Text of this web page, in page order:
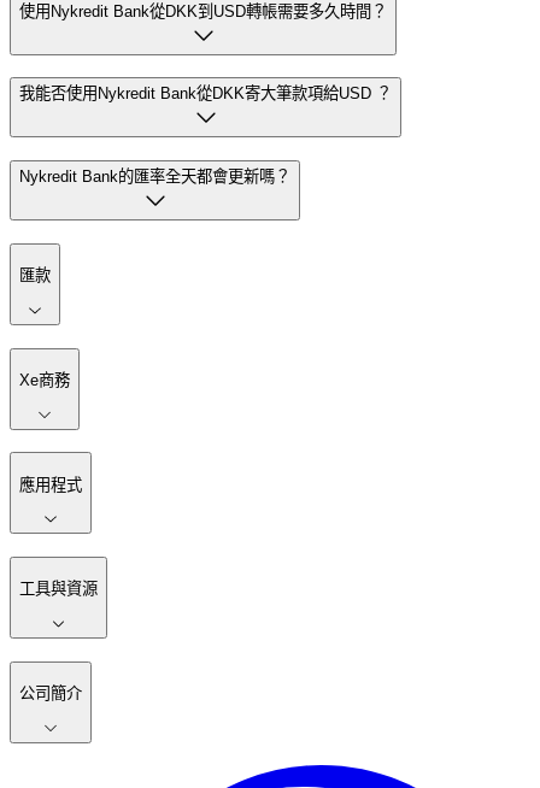
使用Nykredit Bank從DKK到USD轉帳需要多久時間？
我能否使用Nykredit Bank從DKK寄大筆款項給USD ？
Nykredit Bank的匯率全天都會更新嗎？
匯款
Xe商務
應用程式
工具與資源
公司簡介